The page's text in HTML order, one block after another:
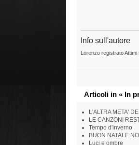
Info sull'autore
Lorenzo registrato Attimi
Articoli in « In
L'ALTRA META'
LE CANZONI
Tempo d'inverno
BUON NATALE
Luci e ombre